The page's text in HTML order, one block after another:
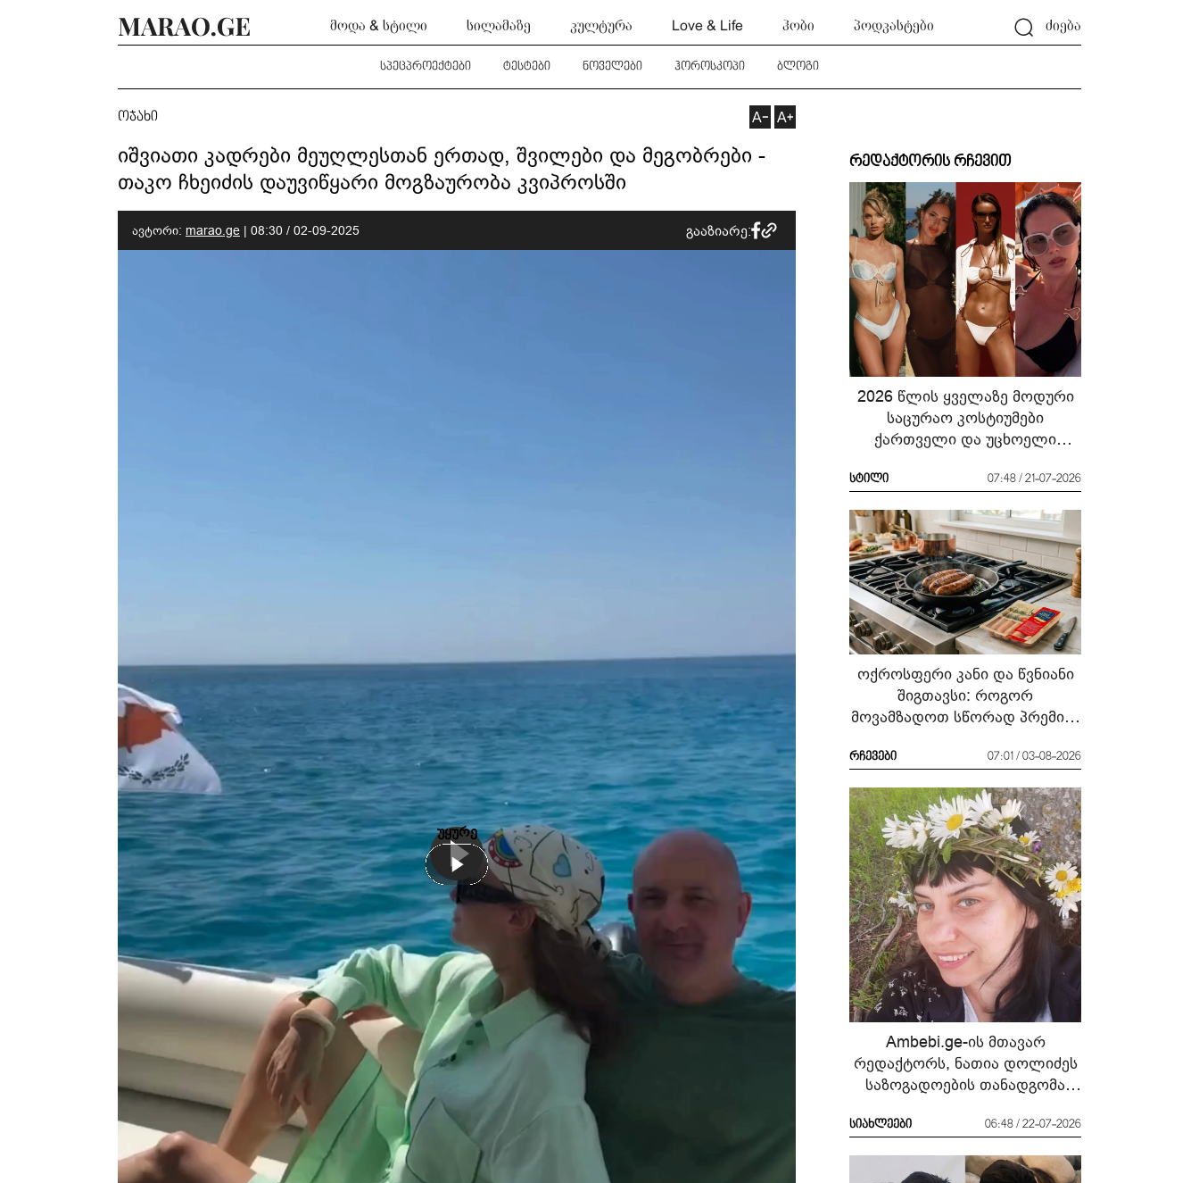
მოდა & სტილი სილამაზე კულტურა Love & Life ჰობი პოდკასტები ძიება
სპეცპროექტები ტესტები ნოველები ჰოროსკოპი ბლოგი
ოჯახი
იშვიათი კადრები მეუღლესთან ერთად, შვილები და მეგობრები -
თაკო ჩხეიძის დაუვიწყარი მოგზაურობა კვიპროსში
ავტორი: marao.ge | 08:30 / 02-09-2025 გააზიარე:
უყურე
რედაქტორის რჩევით
2026 წლის ყველაზე მოდური
საცურაო კოსტიუმები
ქართველი და უცხოელი
რა ჩავიცვათ სანაპიროზე?
სტილი 07:48 / 21-07-2026
ოქროსფერი კანი და წვნიანი
შიგთავსი: როგორ
მოვამზადოთ სწორად პრემიუმ
„შეფმაისტერის“
რჩევები 07:01 / 03-08-2026
Ambebi.ge-ის მთავარ
რედაქტორს, ნათია დოლიძეს
საზოგადოების თანადგომა
სიახლეები 06:48 / 22-07-2026